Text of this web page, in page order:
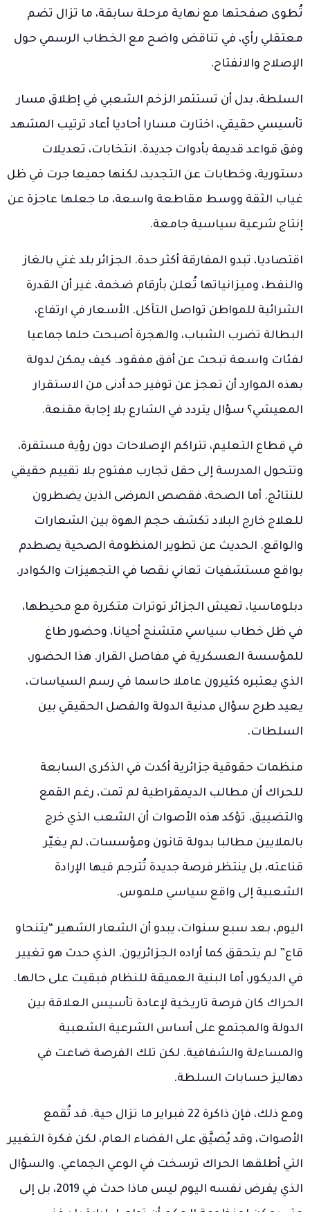
تُطوى صفحتها مع نهاية مرحلة سابقة، ما تزال تضم
معتقلي رأي، في تناقض واضح مع الخطاب الرسمي حول
الإصلاح والانفتاح.
السلطة، بدل أن تستثمر الزخم الشعبي في إطلاق مسار
تأسيسي حقيقي، اختارت مسارا أحاديا أعاد ترتيب المشهد
وفق قواعد قديمة بأدوات جديدة. انتخابات، تعديلات
دستورية، وخطابات عن التجديد، لكنها جميعا جرت في ظل
غياب الثقة ووسط مقاطعة واسعة، ما جعلها عاجزة عن
إنتاج شرعية سياسية جامعة.
اقتصاديا، تبدو المفارقة أكثر حدة. الجزائر بلد غني بالغاز
والنفط، وميزانياتها تُعلن بأرقام ضخمة، غير أن القدرة
الشرائية للمواطن تواصل التآكل. الأسعار في ارتفاع،
البطالة تضرب الشباب، والهجرة أصبحت حلما جماعيا
لفئات واسعة تبحث عن أفق مفقود. كيف يمكن لدولة
بهذه الموارد أن تعجز عن توفير حد أدنى من الاستقرار
المعيشي؟ سؤال يتردد في الشارع بلا إجابة مقنعة.
في قطاع التعليم، تتراكم الإصلاحات دون رؤية مستقرة،
وتتحول المدرسة إلى حقل تجارب مفتوح بلا تقييم حقيقي
للنتائج. أما الصحة، فقصص المرضى الذين يضطرون
للعلاج خارج البلاد تكشف حجم الهوة بين الشعارات
والواقع. الحديث عن تطوير المنظومة الصحية يصطدم
بواقع مستشفيات تعاني نقصا في التجهيزات والكوادر.
دبلوماسيا، تعيش الجزائر توترات متكررة مع محيطها،
في ظل خطاب سياسي متشنج أحيانا، وحضور طاغ
للمؤسسة العسكرية في مفاصل القرار. هذا الحضور،
الذي يعتبره كثيرون عاملا حاسما في رسم السياسات،
يعيد طرح سؤال مدنية الدولة والفصل الحقيقي بين
السلطات.
منظمات حقوقية جزائرية أكدت في الذكرى السابعة
للحراك أن مطالب الديمقراطية لم تمت، رغم القمع
والتضييق. تؤكد هذه الأصوات أن الشعب الذي خرج
بالملايين مطالبا بدولة قانون ومؤسسات، لم يغيّر
قناعته، بل ينتظر فرصة جديدة تُترجم فيها الإرادة
الشعبية إلى واقع سياسي ملموس.
اليوم، بعد سبع سنوات، يبدو أن الشعار الشهير “يتنحاو
قاع” لم يتحقق كما أراده الجزائريون. الذي حدث هو تغيير
في الديكور، أما البنية العميقة للنظام فبقيت على حالها.
الحراك كان فرصة تاريخية لإعادة تأسيس العلاقة بين
الدولة والمجتمع على أساس الشرعية الشعبية
والمساءلة والشفافية. لكن تلك الفرصة ضاعت في
دهاليز حسابات السلطة.
ومع ذلك، فإن ذاكرة 22 فبراير ما تزال حية. قد تُقمع
الأصوات، وقد يُضيَّق على الفضاء العام، لكن فكرة التغيير
التي أطلقها الحراك ترسخت في الوعي الجماعي. والسؤال
الذي يفرض نفسه اليوم ليس ماذا حدث في 2019، بل إلى